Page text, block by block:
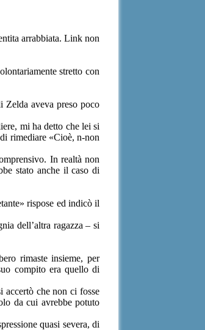
arrabbiata. Link non
stretto con
Zelda aveva preso poco
mi ha detto che lei si
rimediare «Cioè, n-non
In realtà non
stato anche il caso di
rispose ed indicò il
dell’altra ragazza – si
rimaste insieme, per
compito era quello di
accertò che non ci fosse
da cui avrebbe potuto
quasi severa, di